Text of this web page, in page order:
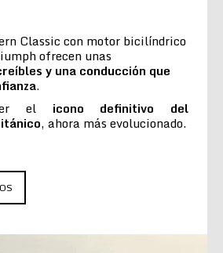
Classic con motor bicilíndrico
ofrecen unas
y una conducción que
.
el icono definitivo del
, ahora más evolucionado.